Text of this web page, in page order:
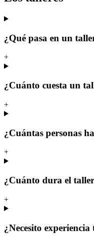
¿Qué pasa en un
+
¿Cuánto cuesta un
+
¿Cuántas personas
+
¿Cuánto dura el
+
¿Necesito experiencia